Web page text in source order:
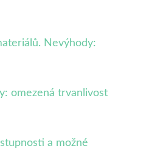
Nevýhody:
omezená trvanlivost
a možné